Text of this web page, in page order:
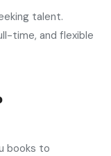
talent.
time, and flexible
books to